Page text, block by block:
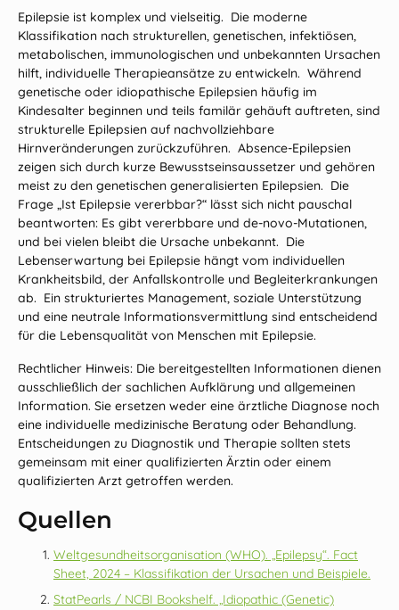
Epilepsie ist komplex und vielseitig. Die moderne
Klassifikation nach strukturellen, genetischen, infektiösen,
metabolischen, immunologischen und unbekannten Ursachen
hilft, individuelle Therapieansätze zu entwickeln. Während
genetische oder idiopathische Epilepsien häufig im
Kindesalter beginnen und teils familär gehäuft auftreten, sind
strukturelle Epilepsien auf nachvollziehbare
Hirnveränderungen zurückzuführen. Absence‑Epilepsien
zeigen sich durch kurze Bewusstseinsaussetzer und gehören
meist zu den genetischen generalisierten Epilepsien. Die
Frage „Ist Epilepsie vererbbar?“ lässt sich nicht pauschal
beantworten: Es gibt vererbbare und de‑novo‑Mutationen,
und bei vielen bleibt die Ursache unbekannt. Die
Lebenserwartung bei Epilepsie hängt vom individuellen
Krankheitsbild, der Anfallskontrolle und Begleiterkrankungen
ab. Ein strukturiertes Management, soziale Unterstützung
und eine neutrale Informationsvermittlung sind entscheidend
für die Lebensqualität von Menschen mit Epilepsie.
Rechtlicher Hinweis: Die bereitgestellten Informationen dienen
ausschließlich der sachlichen Aufklärung und allgemeinen
Information. Sie ersetzen weder eine ärztliche Diagnose noch
eine individuelle medizinische Beratung oder Behandlung.
Entscheidungen zu Diagnostik und Therapie sollten stets
gemeinsam mit einer qualifizierten Ärztin oder einem
qualifizierten Arzt getroffen werden.
Quellen
Weltgesundheitsorganisation (WHO). „Epilepsy“. Fact
Sheet, 2024 – Klassifikation der Ursachen und Beispiele.
StatPearls / NCBI Bookshelf. „Idiopathic (Genetic)